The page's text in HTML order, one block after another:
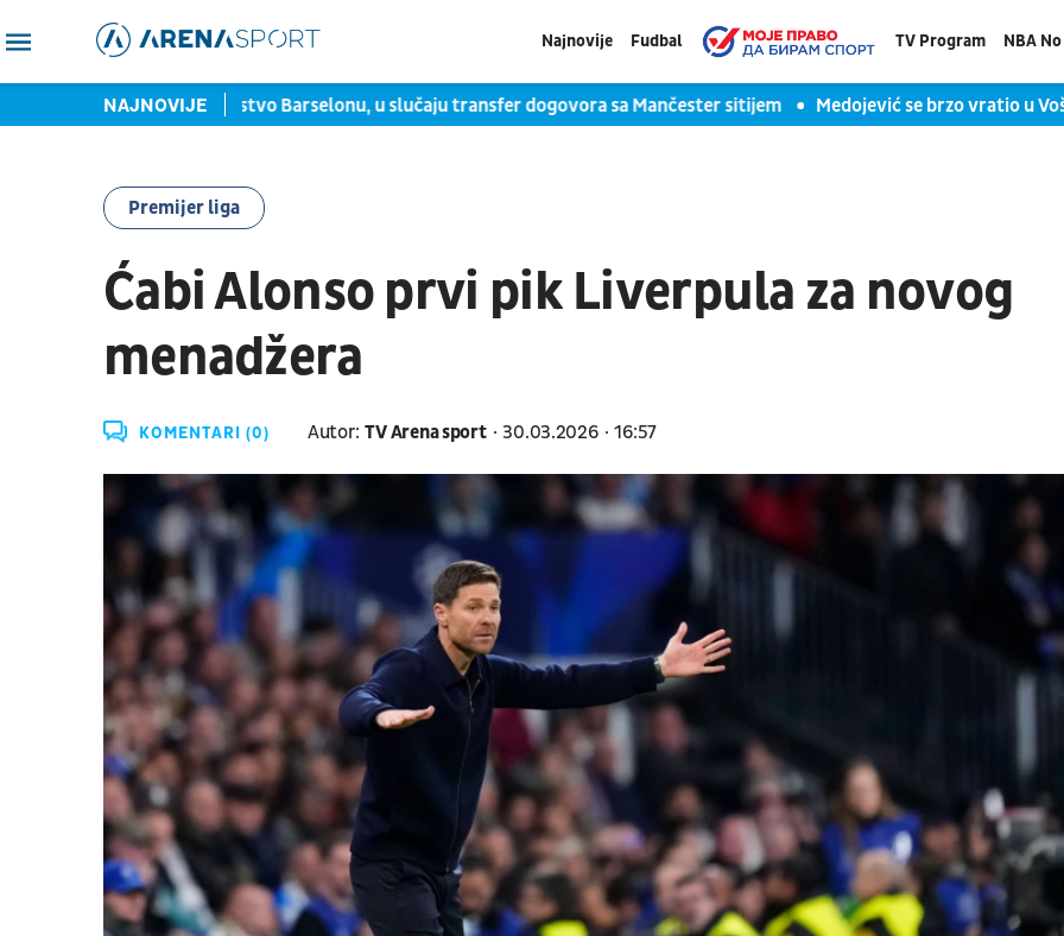
Najnovije Fudbal TV Program NBA
NAJNOVIJE
pravo bogatstvo Barselonu, u slučaju transfer dogovora sa Mančester sitijem Medojević se brzo vratio u Vošu:
Premijer liga
Ćabi Alonso prvi pik Liverpula za novog
menadžera
KOMENTARI (0) Autor: TV Arena sport 30.03.2026 16:57